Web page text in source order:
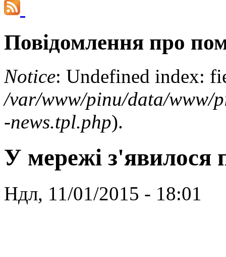
Повідомлення про
Notice: Undefined index:
/var/www/pinu/data/www/
-news.tpl.php).
У мережі з'явилося
Ндл, 11/01/2015 - 18:01